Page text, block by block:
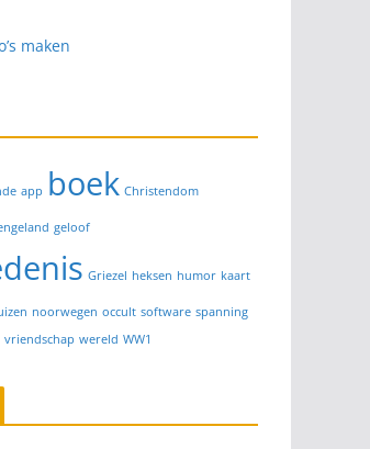
maken
app boek Christendom
geloof
Griezel heksen humor kaart
noorwegen occult software spanning
vriendschap wereld WW1